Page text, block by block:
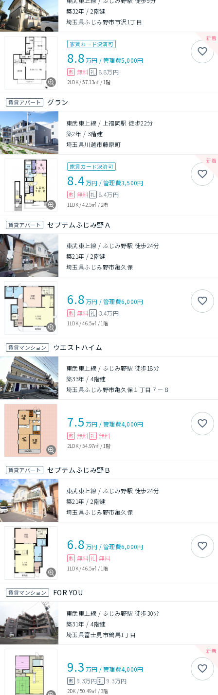
築32年 /2階建
埼玉県ふじみ野市市沢1丁目
家賃カード決済可
8.8万円 /管理費5,000円
敷 無料 礼 8.8万円
2LDK/57.13㎡ /1階
賃貸アパート グラン
東武東上線 / 上福岡駅 徒歩22分
築2年 / 3階建
埼玉県川越市藤原町
家賃カード決済可
8.4万円 /管理費3,500円
敷 無料 礼 8.4万円
1LDK/42.5㎡ /2階
賃貸アパート セプテムふじみ野Ａ
東武東上線 / ふじみ野駅 徒歩24分
築21年 /2階建
埼玉県ふじみ野市亀久保
6.8万円 /管理費6,000円
敷 無料 礼 3.4万円
1LDK/46.5㎡ / 1階
賃貸マンション ウエストハイム
東武東上線 / ふじみ野駅 徒歩18分
築33年 /4階建
埼玉県ふじみ野市亀久保１丁目７－８
7.5 万円 /管理費4,000円
敷 無料 礼 無料
2LDK/54.97㎡ / 1階
賃貸アパート セプテムふじみ野Ｂ
東武東上線 / ふじみ野駅 徒歩24分
築21年 /2階建
埼玉県ふじみ野市亀久保
6.8万円 /管理費6,000円
敷 無料 礼 無料
1LDK/46.5㎡ / 1階
賃貸マンション FOR YOU
東武東上線 / ふじみ野駅 徒歩30分
築31年 /4階建
埼玉県富士見市鶴馬1丁目
9.3 万円 /管理費4,000円
敷 9.3万円礼 9.3万円
2DK /50.49㎡ /3階